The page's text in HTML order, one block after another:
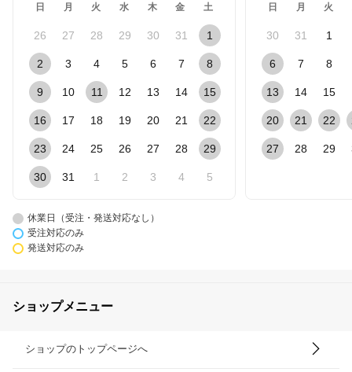
日 月 火 水 木 金 土
26 27 28 29 30 31 1
2 3 4 5 6 7 8
9 10 11 12 13 14 15
16 17 18 19 20 21 22
23 24 25 26 27 28 29
30 31 1 2 3 4 5
日 月 火
30 31 1
6 7 8
13 14 15
20 21 22
27 28 29
休業日（受注・発送対応なし）
受注対応のみ
発送対応のみ
ショップメニュー
ショップのトップページへ